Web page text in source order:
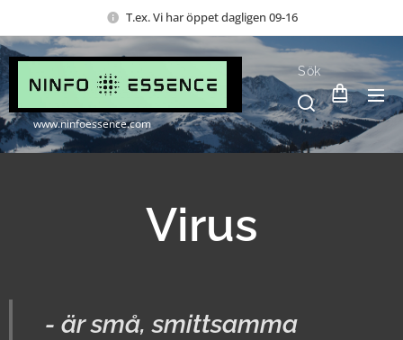
T.ex. Vi har öppet dagligen 09-16
www.ninfoessence.com
Sök
Virus
- är små, smittsamma